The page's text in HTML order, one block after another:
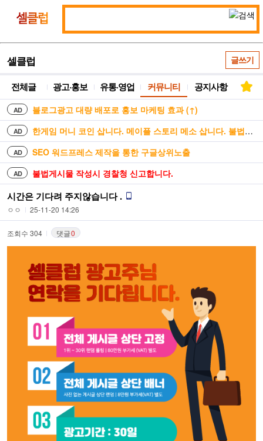
럽
셀클럽 글쓰기
전체글 광고·홍보 유통·영업 커뮤니티 공지사항
AD 블로그광고 대량 배포로 홍보 마케팅 효과 (↑)
AD 한게임 머니 코인 삽니다. 메이플 스토리 메소 삽니다. 불법거래 안합니다
AD SEO 워드프레스 제작을 통한 구글상위노출
AD 불법게시물 작성시 경찰청 신고합니다.
시간은 기다려 주지않습니다 .
ㅇㅇ 25-11-20 14:26
조회수 304 댓글0